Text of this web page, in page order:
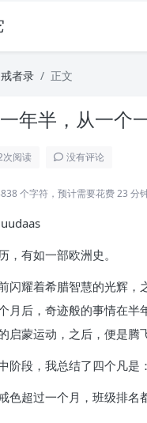
戒者录 正文
年半，从一个
次阅读 没有评论
个字符，预计需要花费 23 分
，有如一部欧洲史。
闪耀着希腊智慧的光辉，
月后，奇迹般的事情在半
启蒙运动，之后，便是腾
阶段，我总结了四个凡是：
色超过一个月，班级排名